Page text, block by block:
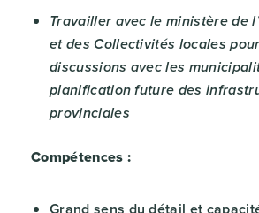
Travailler avec le ministère de
et des Collectivités locales
discussions avec les
planification future des
provinciales
Compétences :
Grand sens du détail et